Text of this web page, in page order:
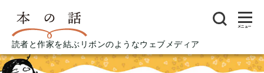
読者と作家を結ぶリボンのようなウェブメディア
メニュー